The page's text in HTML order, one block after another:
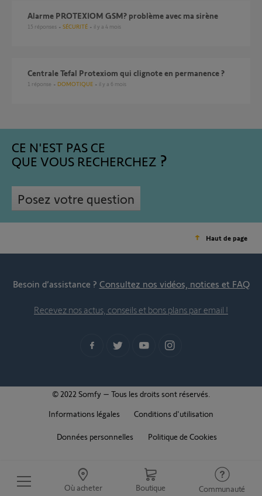
Où acheter Boutique Communauté
Alarme PROTEXIOM GSM? problème avec ma sirène
15 réponses SÉCURITÉ il y a 4 mois
Centrale Tefal Protexiom qui clignote en permanence ?
1 réponse DOMOTIQUE il y a 6 mois
CE N'EST PAS CE
QUE VOUS RECHERCHEZ
Posez votre question
Haut de page
Besoin d’assistance ? Consultez nos vidéos, notices et FAQ
Recevez nos actus, conseils et bons plans par email !
© 2022 Somfy – Tous les droits sont réservés.
Informations légales
Conditions d'utilisation
Données personnelles Politique de Cookies